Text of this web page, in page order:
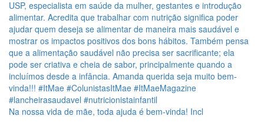
Na nossa vida de mãe, toda ajuda é bem-vinda! Incl